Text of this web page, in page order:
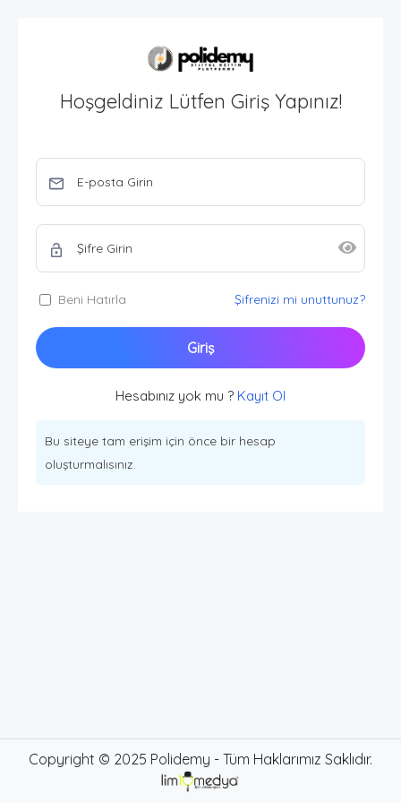
Hoşgeldiniz Lütfen Giriş Yapınız!
Beni Hatırla Şifrenizi mi unuttunuz?
Giriş
Hesabınız yok mu ? Kayıt Ol
Bu siteye tam erişim için önce bir hesap
oluşturmalısınız.
Copyright © 2025 Polidemy - Tüm Haklarımız Saklıdır.